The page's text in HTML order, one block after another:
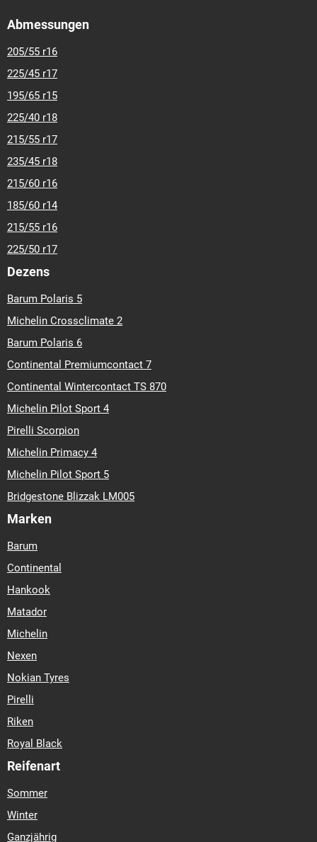
Abmessungen
205/55 r16
225/45 r17
195/65 r15
225/40 r18
215/55 r17
235/45 r18
215/60 r16
185/60 r14
215/55 r16
225/50 r17
Dezens
Barum Polaris 5
Michelin Crossclimate 2
Barum Polaris 6
Continental Premiumcontact 7
Continental Wintercontact TS 870
Michelin Pilot Sport 4
Pirelli Scorpion
Michelin Primacy 4
Michelin Pilot Sport 5
Bridgestone Blizzak LM005
Marken
Barum
Continental
Hankook
Matador
Michelin
Nexen
Nokian Tyres
Pirelli
Riken
Royal Black
Reifenart
Sommer
Winter
Ganzjährig